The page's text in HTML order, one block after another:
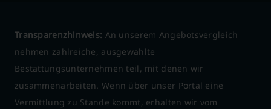
Transparenzhinweis: An unserem Angebotsvergleich
nehmen zahlreiche, ausgewählte
Bestattungsunternehmen teil, mit denen wir
zusammenarbeiten. Wenn über unser Portal eine
Vermittlung zu Stande kommt, erhalten wir vom